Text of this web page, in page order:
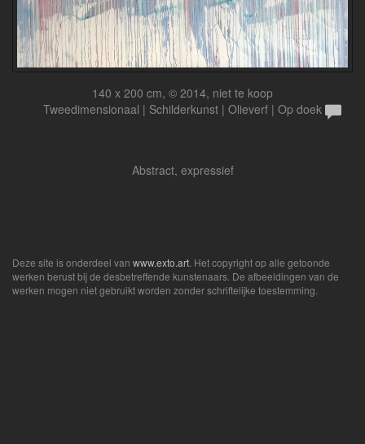
140 x 200 cm, © 2014, niet te koop
Tweedimensionaal | Schilderkunst | Olieverf | Op doek
Abstract, expressief
Deze site is onderdeel van www.exto.art . Het copyright op alle getoonde
werken berust bij de desbetreffende kunstenaars. De afbeeldingen van de
werken mogen niet gebruikt worden zonder schriftelijke toestemming.